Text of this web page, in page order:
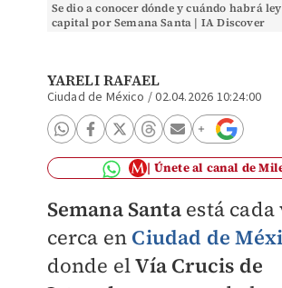
Se dio a conocer dónde y cuándo habrá
capital por Semana Santa | IA Discover
YARELI RAFAEL
Ciudad de México /02.04.2026 10:24:00
Únete al canal de
Semana Santa está cada
cerca en Ciudad de
donde elVía Crucis de